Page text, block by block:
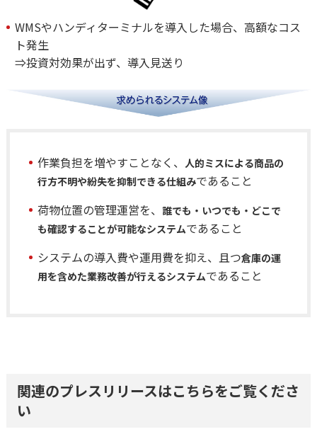
WMSやハンディターミナルを導入した場合、高額なコス
ト発生
⇒投資対効果が出ず、導入見送り
作業負担を増やすことなく、
人的ミスによる商品の
行方不明や紛失を抑制できる仕組みであること
荷物位置の管理運営を、 誰でも・いつでも・どこで
も確認することが可能なシステムであること
システムの導入費や運用費を抑え、且つ倉庫の運
用を含めた業務改善が行えるシステムであること
関連のプレスリリースはこちらをご覧くださ
い